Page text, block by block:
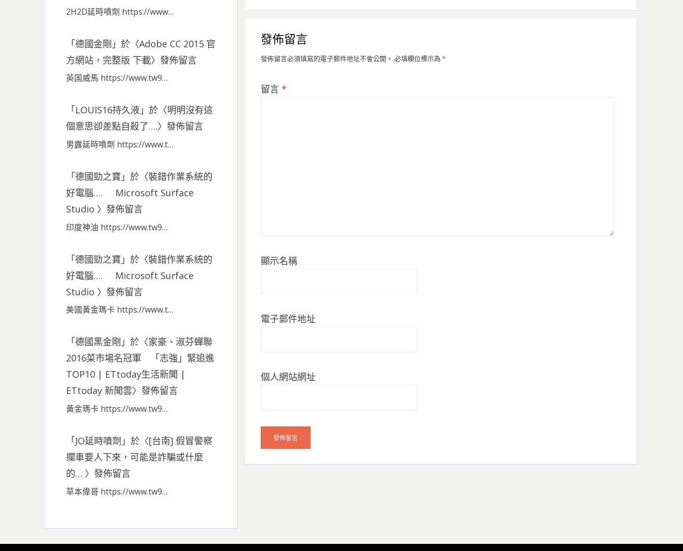
發佈留言
發佈留言必須填寫的電子郵件地址不會公開。 必填欄位標示為 *
留言 *
顯示名稱
電子郵件地址
個人網站網址
2H2D延時噴劑 https://www…
「德國金剛 」於〈Adobe CC 2015 官
方網站，完整版 下載〉發佈留言
英国威馬 https://www.tw9…
「LOUIS16持久液」於〈明明沒有這
個意思卻差點自殺了….〉發佈留言
男露延時噴劑 https://www.t…
「德國勁之寶 」於〈裝錯作業系統的
好電腦…. Microsoft Surface
Studio 〉發佈留言
印度神油 https://www.tw9…
「德國勁之寶 」於〈裝錯作業系統的
好電腦…. Microsoft Surface
Studio 〉發佈留言
美國黃金瑪卡 https://www.t…
「德國黑金剛 」於〈家豪、淑芬蟬聯
2016菜市場名冠軍 「志強」緊追進
TOP10 | ETtoday生活新聞 |
ETtoday 新聞雲〉發佈留言
黃金瑪卡 https://www.tw9…
「JO延時噴劑 」於〈[台南] 假冒警察
攔車要人下來，可能是詐騙或什麼
的… 〉發佈留言
草本偉哥 https://www.tw9…